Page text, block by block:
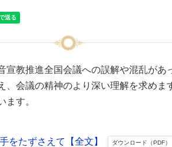
宣教推進全国会議への誤解や混乱があ
、会議の精神のより深い理解を求めま
ます。
をたずさえて【全文】 ダウンロード（PDF）